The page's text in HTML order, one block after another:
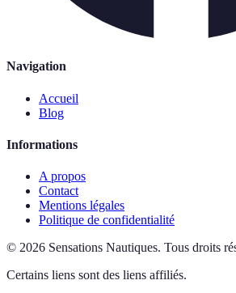
Navigation
Accueil
Blog
Informations
A propos
Contact
Mentions légales
Politique de confidentialité
© 2026 Sensations Nautiques. Tous droits
Certains liens sont des liens affiliés.